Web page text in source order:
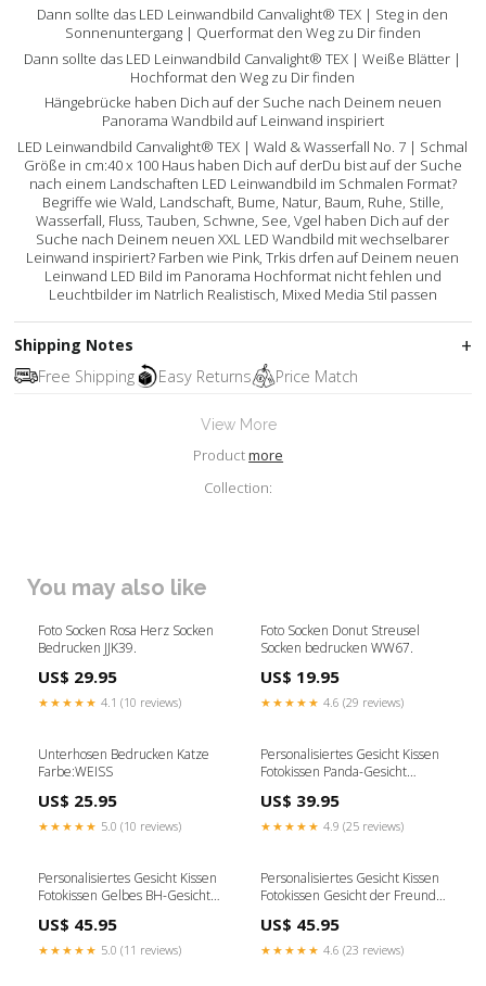
Dann sollte das LED Leinwandbild Canvalight® TEX | Steg in den
Sonnenuntergang | Querformat den Weg zu Dir finden
Dann sollte das LED Leinwandbild Canvalight® TEX | Weiße Blätter |
Hochformat den Weg zu Dir finden
Hängebrücke haben Dich auf der Suche nach Deinem neuen
Panorama Wandbild auf Leinwand inspiriert
LED Leinwandbild Canvalight® TEX | Wald & Wasserfall No. 7 | Schmal
Größe in cm:40 x 100 Haus haben Dich auf derDu bist auf der Suche
nach einem Landschaften LED Leinwandbild im Schmalen Format?
Begriffe wie Wald, Landschaft, Bume, Natur, Baum, Ruhe, Stille,
Wasserfall, Fluss, Tauben, Schwne, See, Vgel haben Dich auf der
Suche nach Deinem neuen XXL LED Wandbild mit wechselbarer
Leinwand inspiriert? Farben wie Pink, Trkis drfen auf Deinem neuen
Leinwand LED Bild im Panorama Hochformat nicht fehlen und
Leuchtbilder im Natrlich Realistisch, Mixed Media Stil passen
Shipping Notes
Free Shipping
Easy Returns Price Match
View More
Productmore
Collection:
You may also like
Foto Socken Rosa Herz Socken
Bedrucken JJK39.
US$ 29.95
★★★★★ 4.1 (10 reviews)
Foto Socken Donut Streusel
Socken bedrucken WW67.
US$ 19.95
★★★★★ 4.6 (29 reviews)
Unterhosen Bedrucken Katze
Farbe:WEISS
US$ 25.95
★★★★★ 5.0 (10 reviews)
Personalisiertes Gesicht Kissen
Fotokissen Panda-Gesicht
US$ 39.95
★★★★★ 4.9 (25 reviews)
Personalisiertes Gesicht Kissen
Fotokissen Gelbes BH-Gesicht
US$ 45.95
★★★★★ 5.0 (11 reviews)
Personalisiertes Gesicht Kissen
Fotokissen Gesicht der Freundin
US$ 45.95
★★★★★ 4.6 (23 reviews)